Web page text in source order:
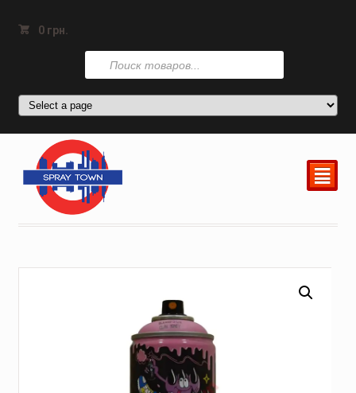
0 грн.
Поиск
товаров
²